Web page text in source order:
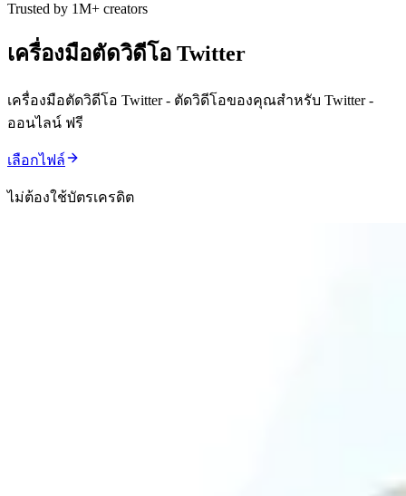
Trusted by 1M+ creators
เครื่องมือตัดวิดีโอ Twitter
เครื่องมือตัดวิดีโอ Twitter - ตัดวิดีโอของคุณสำหรับ Twitter -
ออนไลน์ ฟรี
เลือกไฟล์
ไม่ต้องใช้บัตรเครดิต